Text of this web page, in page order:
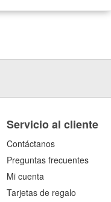
Servicio al cliente
Contáctanos
Preguntas frecuentes
Mi cuenta
Tarjetas de regalo